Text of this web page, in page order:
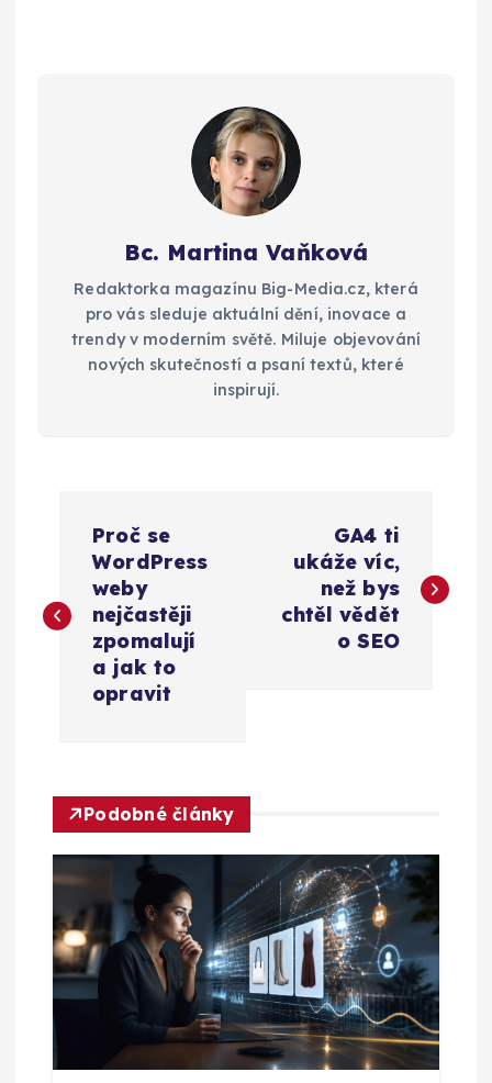
Bc. Martina Vaňková
Redaktorka magazínu Big-Media.cz, která
pro vás sleduje aktuální dění, inovace a
trendy v moderním světě. Miluje objevování
nových skutečností a psaní textů, které
inspirují.
v
a
c
e
p
r
o
Proč se
WordPress
weby
nejčastěji
zpomalují
a jak to
opravit
GA4 ti
ukáže víc,
než bys
chtěl vědět
o SEO
Podobné články